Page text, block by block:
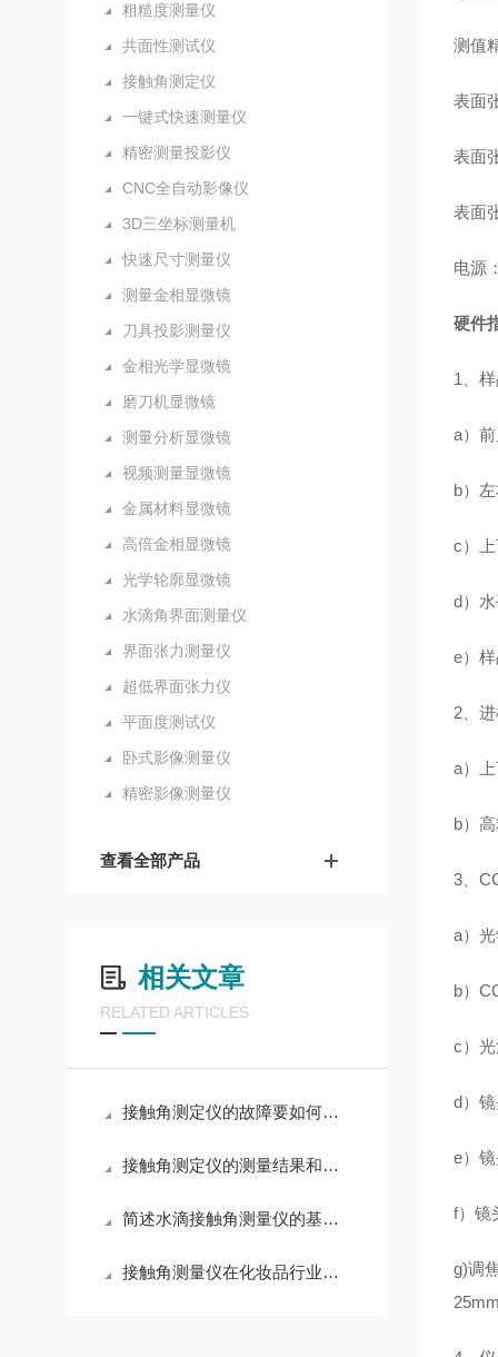
粗糙度测量仪
共面性测试仪
接触角测定仪
一键式快速测量仪
精密测量投影仪
CNC全自动影像仪
3D三坐标测量机
快速尺寸测量仪
测量金相显微镜
刀具投影测量仪
金相光学显微镜
磨刀机显微镜
测量分析显微镜
视频测量显微镜
金属材料显微镜
高倍金相显微镜
光学轮廓显微镜
水滴角界面测量仪
界面张力测量仪
超低界面张力仪
平面度测试仪
卧式影像测量仪
精密影像测量仪
查看全部产品
相关文章
RELATED ARTICLES
接触角测定仪的故障要如何解决
接触角测定仪的测量结果和哪些方面有关
简述水滴接触角测量仪的基本操作步骤
接触角测量仪在化妆品行业的应用
测值
表面
表面
表面
电源
硬件
1、
a）
b）
c）
d）
e）
2、
a）
b）
3、
a）
b）
c）
d）
e）
f）镜
g)调